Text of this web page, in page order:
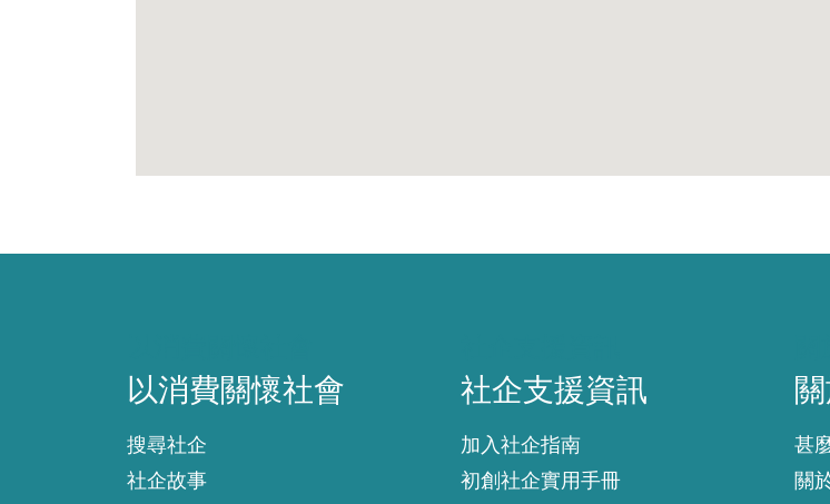
以消費關懷社會
搜尋社企
社企故事
社企支援資訊
加入社企指南
初創社企實用手冊
甚
關